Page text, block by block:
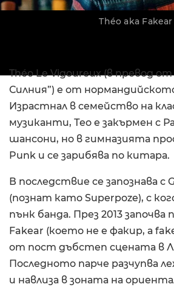
Théo aka Fakear
Théo Le Vigoureux (в превод
Силния”) e от
Израстнал в семейство на
музиканти, Тео е закърмен с
шансони, но в гимназията
Punk и се зарибява по китара.
В последствие се запознава с
(познат като Superpoze), с
пънк банда. През 2013 започва
Fakear (което не е факир, а
от пост дъбстеп сцената в
Последното парче разчупва
и навлиза в зоната на